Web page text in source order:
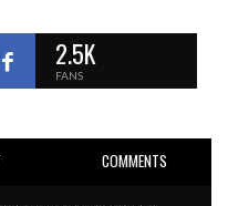
2.5K
FANS
COMMENTS